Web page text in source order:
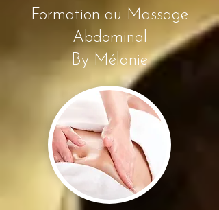
Formation au Massage
Abdominal
By Mélanie